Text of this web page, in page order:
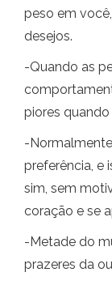
peso em
desejos.
-Quando as
piores
-
preferência, e
sim, sem
coração e se
-Metade do
prazeres da